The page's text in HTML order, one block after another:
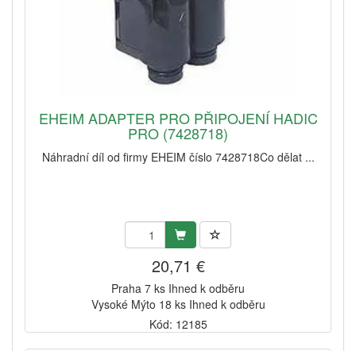
EHEIM ADAPTER PRO PŘIPOJENÍ HADIC
PRO (7428718)
Náhradní díl od firmy EHEIM číslo 7428718Co dělat ...
20,71 €
Praha 7 ks Ihned k odběru
Vysoké Mýto 18 ks Ihned k odběru
Kód: 12185